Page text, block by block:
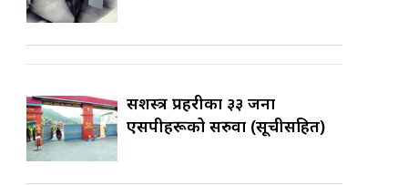
सशस्त्र प्रहरीका ३३ जना
एसपीहरूको सरुवा (सूचीसहित)